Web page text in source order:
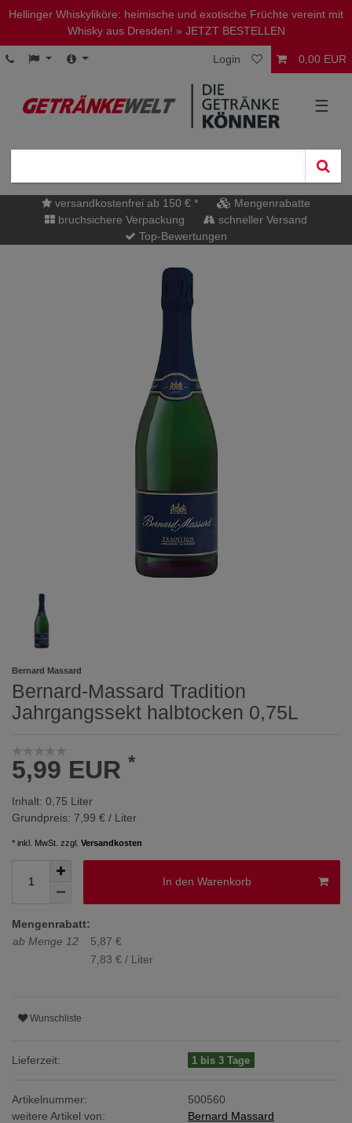
Hellinger Whiskyliköre: heimische und exotische Früchte vereint mit
Whisky aus Dresden! » JETZT BESTELLEN
Login 0,00 EUR
☰
versandkostenfrei ab 150 € *
Mengenrabatte
bruchsichere Verpackung
schneller Versand
Top-Bewertungen
Bernard Massard
Bernard-Massard Tradition
Jahrgangssekt halbtocken 0,75L
5,99 EUR *
Inhalt: 0,75 Liter
Grundpreis: 7,99 € / Liter
* inkl. MwSt. zzgl. Versandkosten
In den Warenkorb
Mengenrabatt:
ab Menge 12
5,87 €
7,83 € / Liter
Wunschliste
Lieferzeit: 1 bis 3 Tage
Artikelnummer:
500560
weitere Artikel von:
Bernard Massard